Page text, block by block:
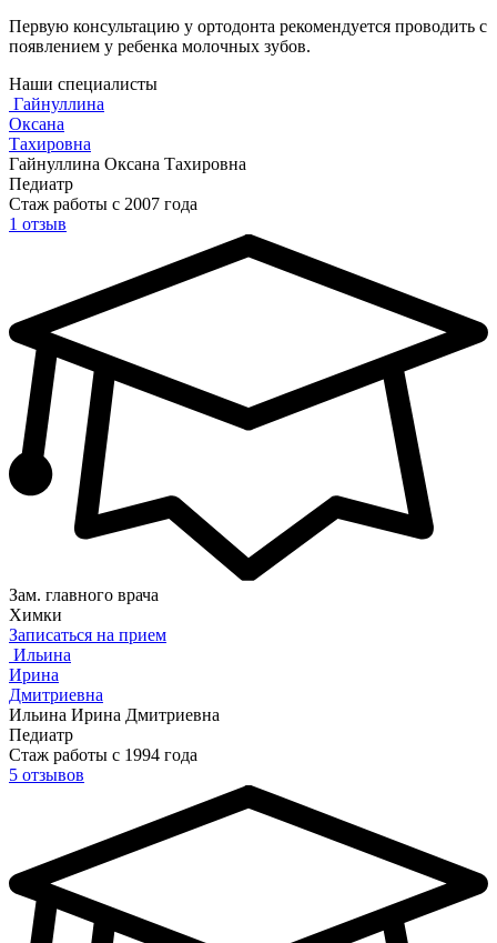
Первую консультацию у ортодонта рекомендуется проводить с
появлением у ребенка молочных зубов.
Наши специалисты
Гайнуллина
Оксана
Тахировна
Гайнуллина Оксана Тахировна
Педиатр
Стаж работы с 2007 года
1 отзыв
Зам. главного врача
Химки
Записаться на прием
Ильина
Ирина
Дмитриевна
Ильина Ирина Дмитриевна
Педиатр
Стаж работы с 1994 года
5 отзывов